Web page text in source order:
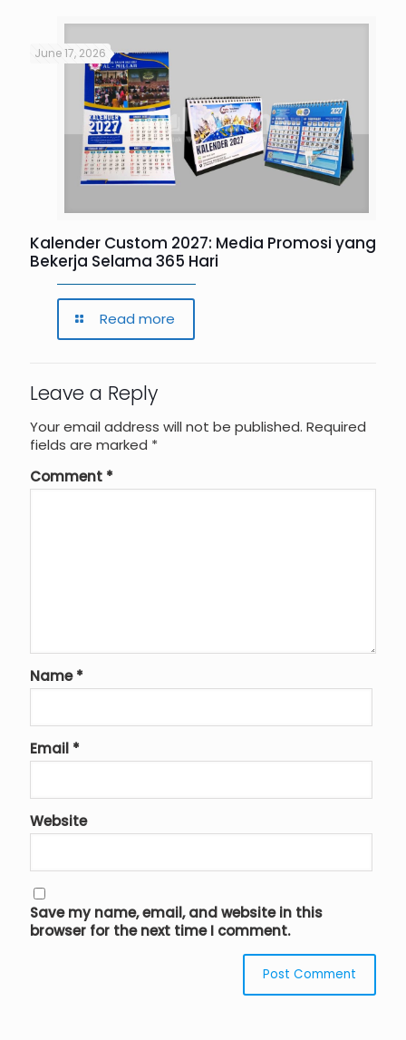
June 17, 2026
Kalender Custom 2027: Media Promosi yang
Bekerja Selama 365 Hari
Read more
Leave a Reply
Your email address will not be published. Required
fields are marked *
Comment *
Name*
Email *
Website
Save my name, email, and website in this
browser for the next time I comment.